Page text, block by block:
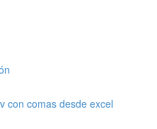
con comas desde excel